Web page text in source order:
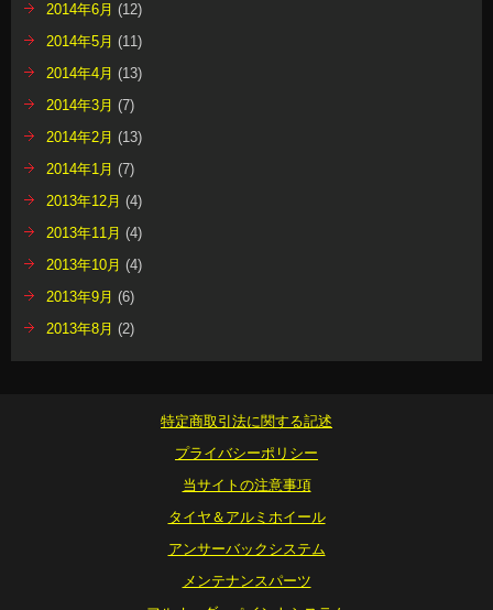
2014年6月 (12)
2014年5月 (11)
2014年4月 (13)
2014年3月 (7)
2014年2月 (13)
2014年1月 (7)
2013年12月 (4)
2013年11月 (4)
2013年10月 (4)
2013年9月 (6)
2013年8月 (2)
特定商取引法に関する記述
プライバシーポリシー
当サイトの注意事項
タイヤ＆アルミホイール
アンサーバックシステム
メンテナンスパーツ